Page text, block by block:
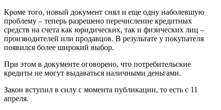
Кроме того, новый документ снял и еще одну наболевшую
проблему – теперь разрешено перечисление кредитных
средств на счета как юридических, так и физических лиц –
производителей или продавцов. В результате у покупателя
появился более широкий выбор.
При этом в документе оговорено, что потребительские
кредиты не могут выдаваться наличными деньгами.
Закон вступил в силу с момента публикации, то есть с 11
апреля.